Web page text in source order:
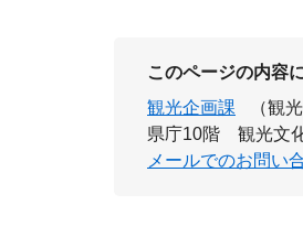
このページの内容
観光企画課
（観
県庁10階 観光文
メールでのお問い